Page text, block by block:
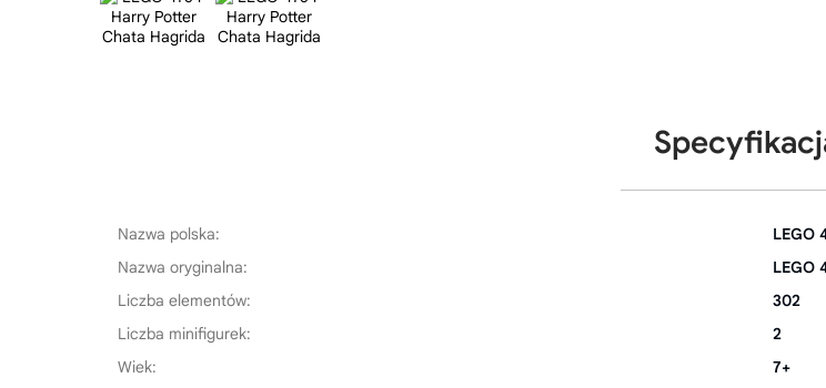
Nazwa polska:
LEGO
Nazwa oryginalna:
LEGO
Liczba elementów:
302
Liczba minifigurek:
2
Wiek:
7+